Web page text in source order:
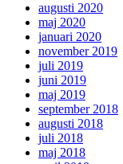
augusti 2020
maj 2020
januari 2020
november 2019
juli 2019
juni 2019
maj 2019
september 2018
augusti 2018
juli 2018
maj 2018